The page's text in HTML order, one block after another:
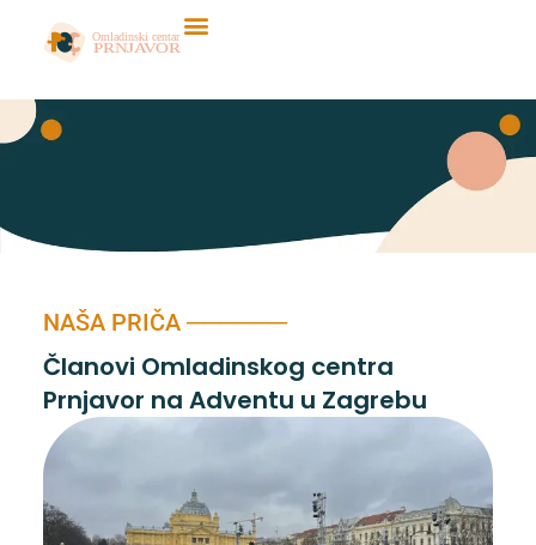
NAŠA PRIČA ──────
Članovi Omladinskog centra
Prnjavor na Adventu u Zagrebu